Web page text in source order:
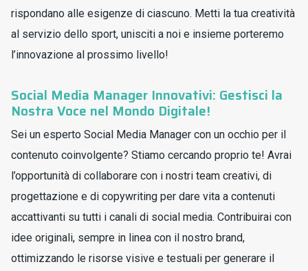
rispondano alle esigenze di ciascuno. Metti la tua creatività
al servizio dello sport, unisciti a noi e insieme porteremo
l’innovazione al prossimo livello!
Social Media Manager Innovativi: Gestisci la
Nostra Voce nel Mondo Digitale!
Sei un esperto Social Media Manager con un occhio per il
contenuto coinvolgente? Stiamo cercando proprio te! Avrai
l’opportunità di collaborare con i nostri team creativi, di
progettazione e di copywriting per dare vita a contenuti
accattivanti su tutti i canali di social media. Contribuirai con
idee originali, sempre in linea con il nostro brand,
ottimizzando le risorse visive e testuali per generare il